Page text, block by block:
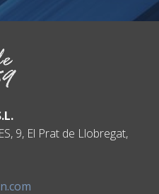
9, El Prat de Llobregat,